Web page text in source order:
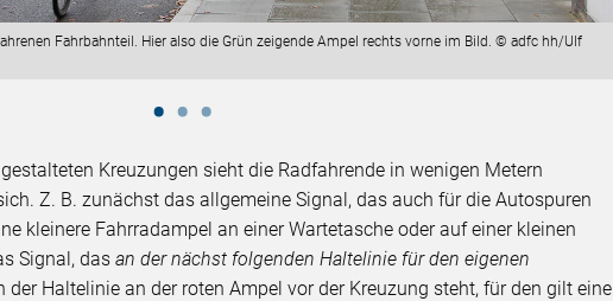
Fahrbahnteil. Hier also die Grün zeigende Ampel rechts vorne im Bild. © adfc hh/Ulf
Kreuzungen sieht die Radfahrende in wenigen Metern
Z. B. zunächst das allgemeine Signal, das auch für die Autospuren
kleinere Fahrradampel an einer Wartetasche oder auf einer kleinen
Signal, dasan der nächst folgenden Haltelinie für den eigenen
der Haltelinie an der roten Ampel vor der Kreuzung steht, für den gilt eine